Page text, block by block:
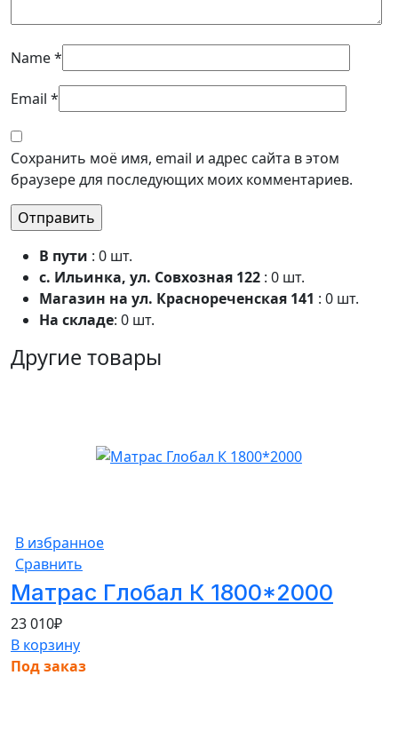
Name*
Email *
Сохранить моё имя, email и адрес сайта в этом
браузере для последующих моих комментариев.
В пути : 0 шт.
с. Ильинка, ул. Совхозная 122 : 0 шт.
Магазин на ул. Краснореченская 141 : 0 шт.
На складе: 0 шт.
Другие товары
В избранное
Сравнить
Матрас Глобал К 1800*2000
23 010₽
В корзину
Под заказ